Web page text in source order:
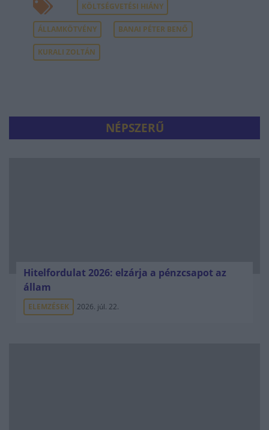
KÖLTSÉGVETÉSI HIÁNY
ÁLLAMKÖTVÉNY BANAI PÉTER BENŐ
KURALI ZOLTÁN
NÉPSZERŰ
Hitelfordulat 2026: elzárja a pénzcsapot az
állam
ELEMZÉSEK 2026. júl. 22.